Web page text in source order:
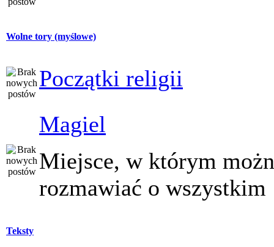
Wolne tory (myślowe)
Początki religii
Magiel
Miejsce, w którym
rozmawiać o wszystkim
Teksty